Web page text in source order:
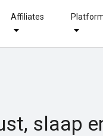
Affiliates
slaap